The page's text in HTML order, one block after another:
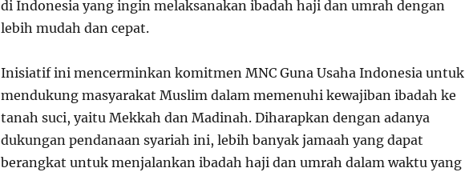
di Indonesia yang ingin melaksanakan ibadah haji dan umrah dengan
lebih mudah dan cepat.
Inisiatif ini mencerminkan komitmen MNC Guna Usaha Indonesia untuk
mendukung masyarakat Muslim dalam memenuhi kewajiban ibadah ke
tanah suci, yaitu Mekkah dan Madinah. Diharapkan dengan adanya
dukungan pendanaan syariah ini, lebih banyak jamaah yang dapat
berangkat untuk menjalankan ibadah haji dan umrah dalam waktu yang